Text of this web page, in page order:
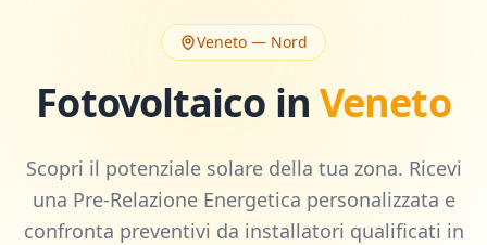
Veneto — Nord
Fotovoltaico in Veneto
Scopri il potenziale solare della tua zona. Ricevi
una Pre-Relazione Energetica personalizzata e
confronta preventivi da installatori qualificati in